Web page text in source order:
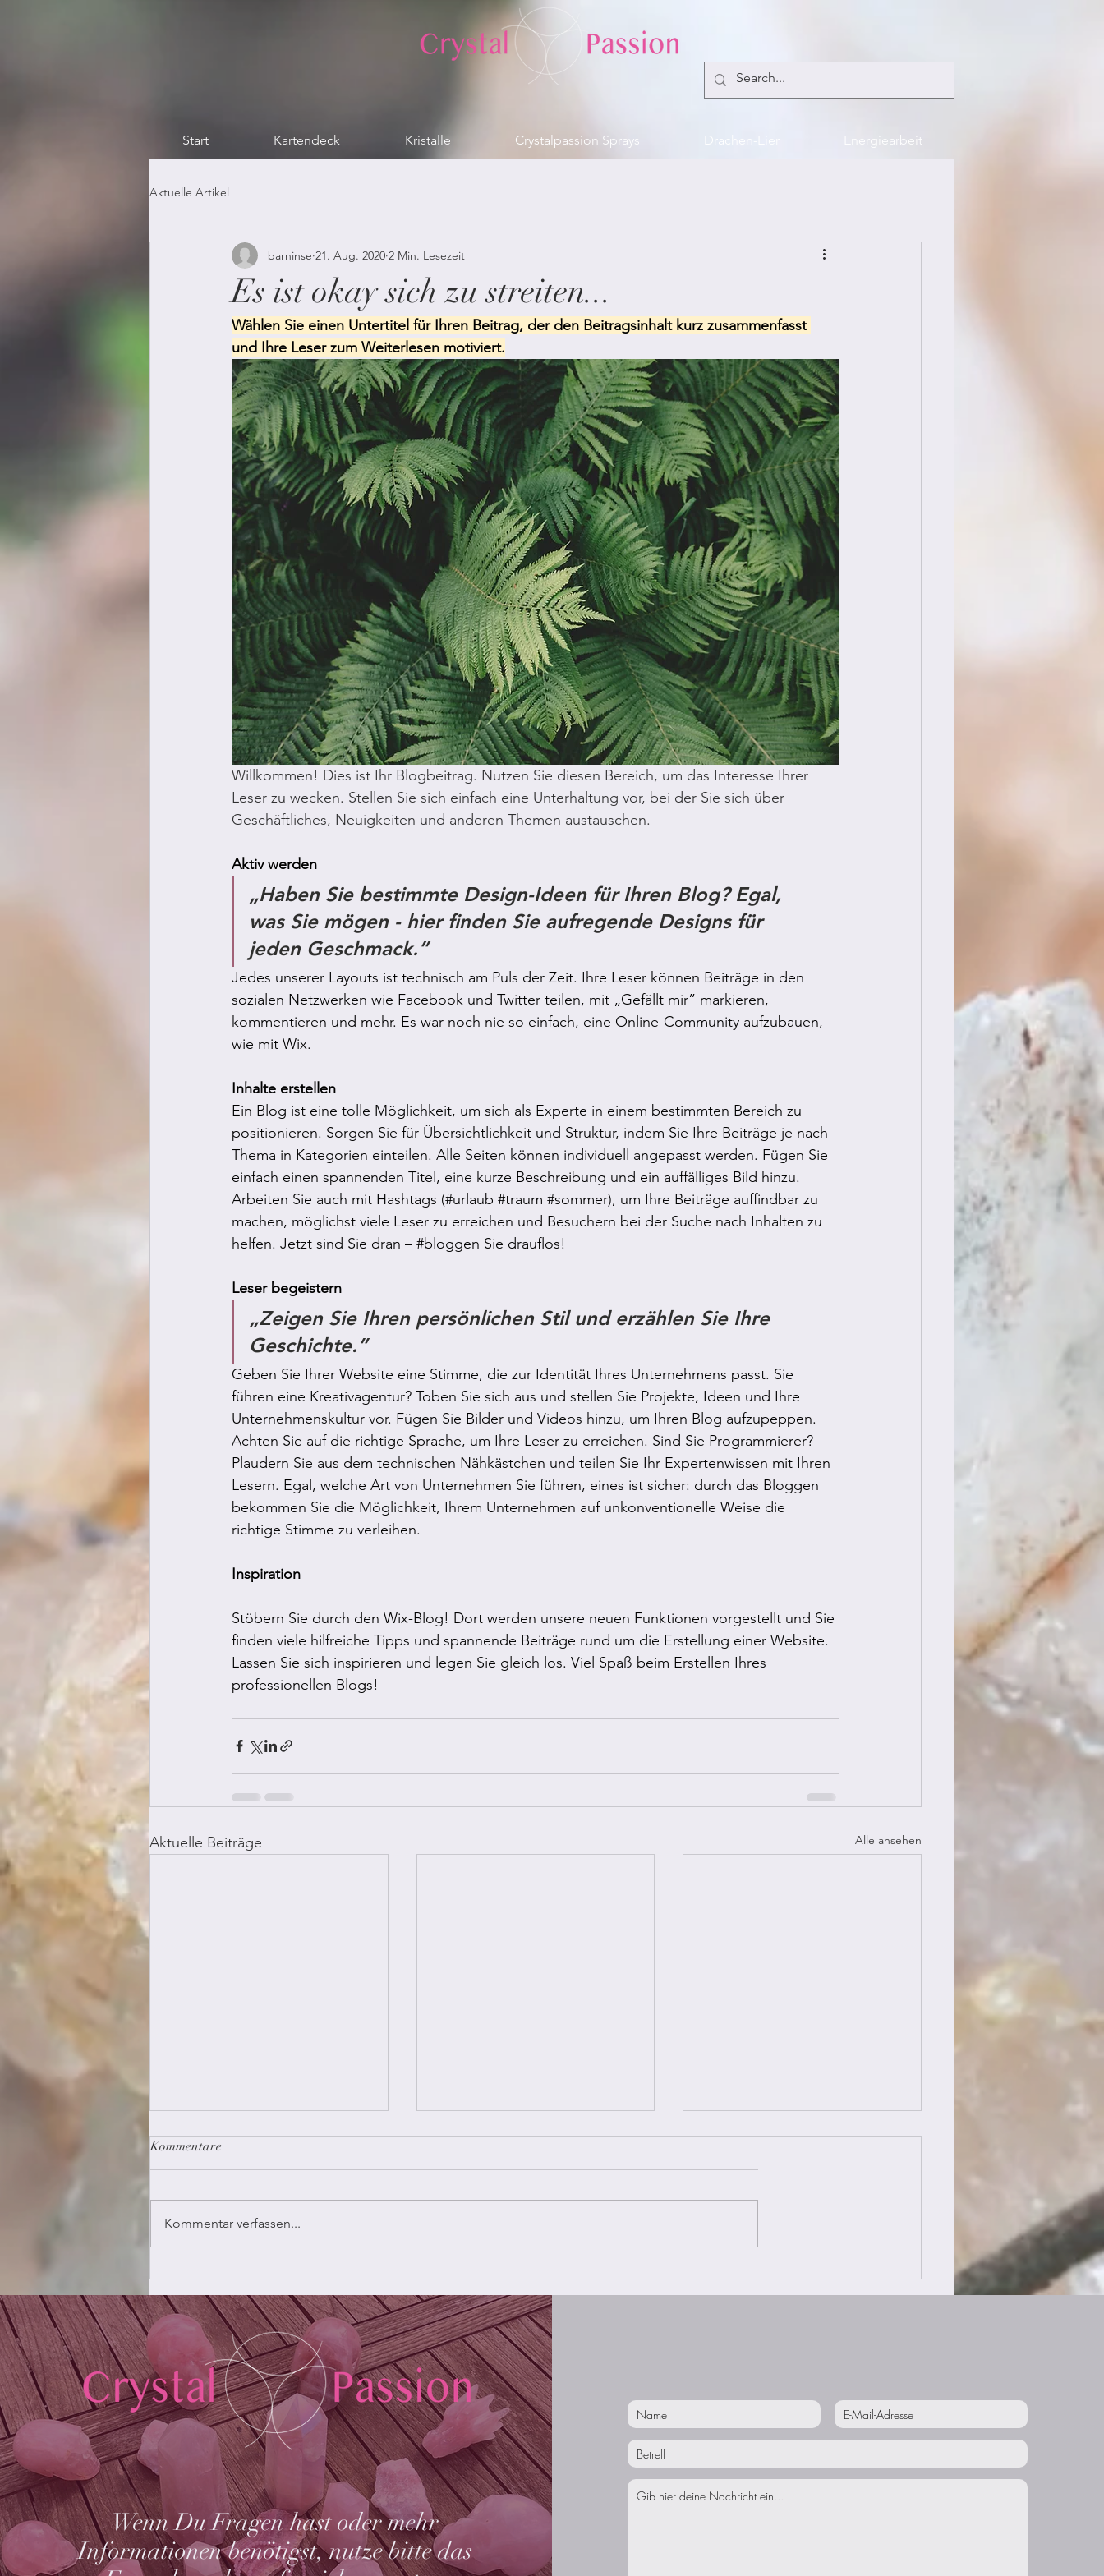
Start Kartendeck Kristalle Crystalpassion Sprays Drachen-Eier Energiearbeit
Aktuelle Artikel
Es ist okay sich zu streiten...
barninse 21. Aug. 2020 2 Min. Lesezeit
Wählen Sie einen Untertitel für Ihren Beitrag, der den Beitragsinhalt kurz zusammenfasst
und Ihre Leser zum Weiterlesen motiviert.
Willkommen! Dies ist Ihr Blogbeitrag. Nutzen Sie diesen Bereich, um das Interesse Ihrer
Leser zu wecken. Stellen Sie sich einfach eine Unterhaltung vor, bei der Sie sich über
Geschäftliches, Neuigkeiten und anderen Themen austauschen.
Aktiv werden
„Haben Sie bestimmte Design-Ideen für Ihren Blog? Egal,
was Sie mögen - hier finden Sie aufregende Designs für
jeden Geschmack.”
Jedes unserer Layouts ist technisch am Puls der Zeit. Ihre Leser können Beiträge in den
sozialen Netzwerken wie Facebook und Twitter teilen, mit „Gefällt mir” markieren,
kommentieren und mehr. Es war noch nie so einfach, eine Online-Community aufzubauen,
wie mit Wix.
Inhalte erstellen
Ein Blog ist eine tolle Möglichkeit, um sich als Experte in einem bestimmten Bereich zu
positionieren. Sorgen Sie für Übersichtlichkeit und Struktur, indem Sie Ihre Beiträge je nach
Thema in Kategorien einteilen. Alle Seiten können individuell angepasst werden. Fügen Sie
einfach einen spannenden Titel, eine kurze Beschreibung und ein auffälliges Bild hinzu.
Arbeiten Sie auch mit Hashtags (#urlaub #traum #sommer), um Ihre Beiträge auffindbar zu
machen, möglichst viele Leser zu erreichen und Besuchern bei der Suche nach Inhalten zu
helfen. Jetzt sind Sie dran – #bloggen Sie drauflos!
Leser begeistern
„Zeigen Sie Ihren persönlichen Stil und erzählen Sie Ihre
Geschichte.”
Geben Sie Ihrer Website eine Stimme, die zur Identität Ihres Unternehmens passt. Sie
führen eine Kreativagentur? Toben Sie sich aus und stellen Sie Projekte, Ideen und Ihre
Unternehmenskultur vor. Fügen Sie Bilder und Videos hinzu, um Ihren Blog aufzupeppen.
Achten Sie auf die richtige Sprache, um Ihre Leser zu erreichen. Sind Sie Programmierer?
Plaudern Sie aus dem technischen Nähkästchen und teilen Sie Ihr Expertenwissen mit Ihren
Lesern. Egal, welche Art von Unternehmen Sie führen, eines ist sicher: durch das Bloggen
bekommen Sie die Möglichkeit, Ihrem Unternehmen auf unkonventionelle Weise die
richtige Stimme zu verleihen.
Inspiration
Stöbern Sie durch den Wix-Blog! Dort werden unsere neuen Funktionen vorgestellt und Sie
finden viele hilfreiche Tipps und spannende Beiträge rund um die Erstellung einer Website.
Lassen Sie sich inspirieren und legen Sie gleich los. Viel Spaß beim Erstellen Ihres
professionellen Blogs!
Aktuelle Beiträge Alle ansehen
PTBS erkennen
10 Wege Stress abzubauen
Finde Ruhe in dir selbst
Kommentare
Kommentar verfassen...
Wenn Du Fragen hast oder mehr
Informationen benötigst, nutze bitte das